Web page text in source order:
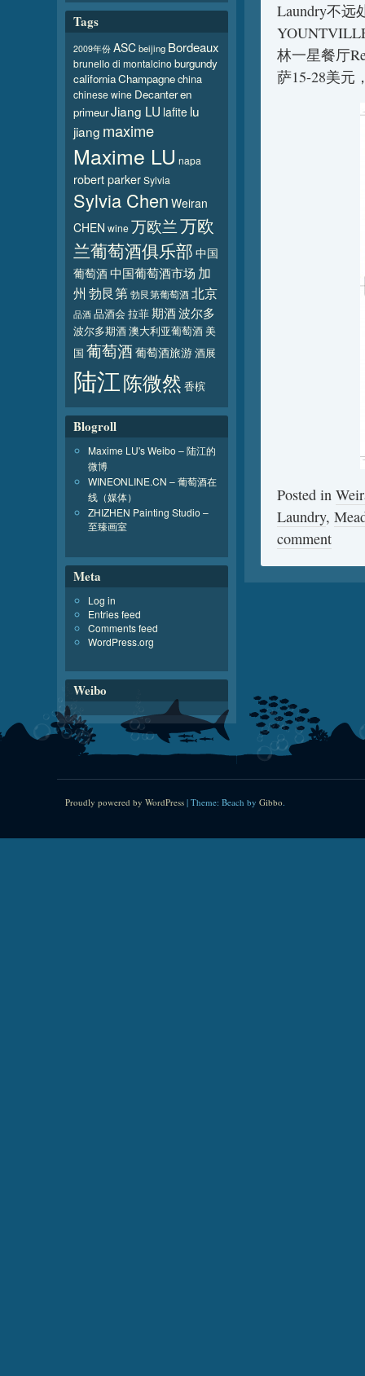
Laundry不远
林一星餐厅
萨15-28美元
Posted in
Laundry,
comment
Tags
2009年份 ASCbeijing Bordeaux
brunello di montalcinoburgundy
californiaChampagnechina
chinese wine Decanteren
primeurJiang LU lafite lu
jiang maxime
Maxime LU napa
robert parkerSylvia
Sylvia Chen Weiran
CHEN wine万欧兰万欧
兰葡萄酒俱乐部中国
葡萄酒中国葡萄酒市场 加
州 勃艮第勃艮第葡萄酒北京
品酒品酒会 拉菲期酒波尔多
波尔多期酒澳大利亚葡萄酒美
国 葡萄酒葡萄酒旅游酒展
陆江陈微然 香槟
Blogroll
Maxime LU's Weibo – 陆江的
微博
WINEONLINE.CN – 葡萄酒在
线（媒体）
ZHIZHEN Painting Studio –
至臻画室
Meta
Log in
Entries feed
Comments feed
WordPress.org
Weibo
Proudly powered by WordPress | Theme: Beach by Gibbo.